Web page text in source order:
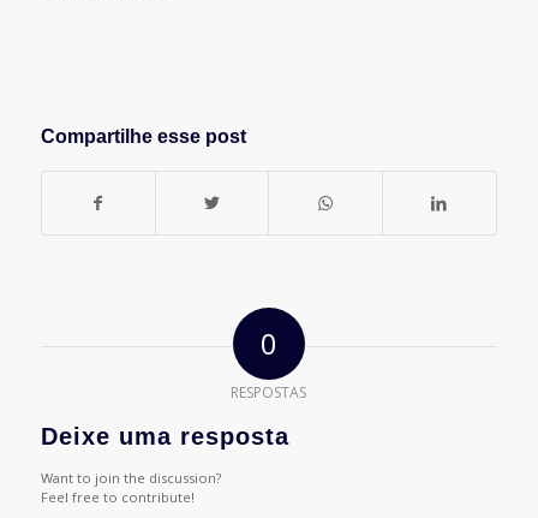
Compartilhe esse post
0
RESPOSTAS
Deixe uma resposta
Want to join the discussion?
Feel free to contribute!